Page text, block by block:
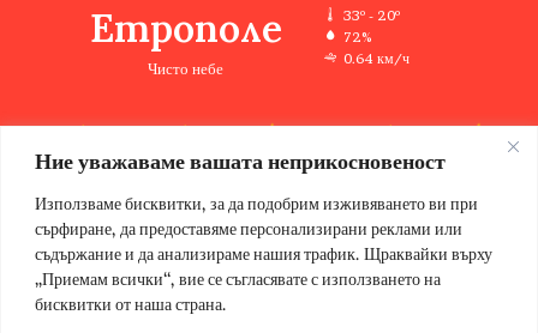
Ние уважаваме вашата неприкосновеност
Използваме бисквитки, за да подобрим изживяването ви при
сърфиране, да предоставяме персонализирани реклами или
съдържание и да анализираме нашия трафик. Щраквайки върху
„Приемам всички“, вие се съгласявате с използването на
бисквитки от наша страна.
Етрополе
Чисто небе
33º - 20º
72%
0.64 км/ч
33 ℃ 33 ℃ 33 ℃ 33 ℃
© Copyright 2026, Всички права запазени Етрополе за хората |